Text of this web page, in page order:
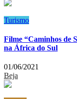
Turismo
Filme “Caminhos de
na África do Sul
01/06/2021
Beja